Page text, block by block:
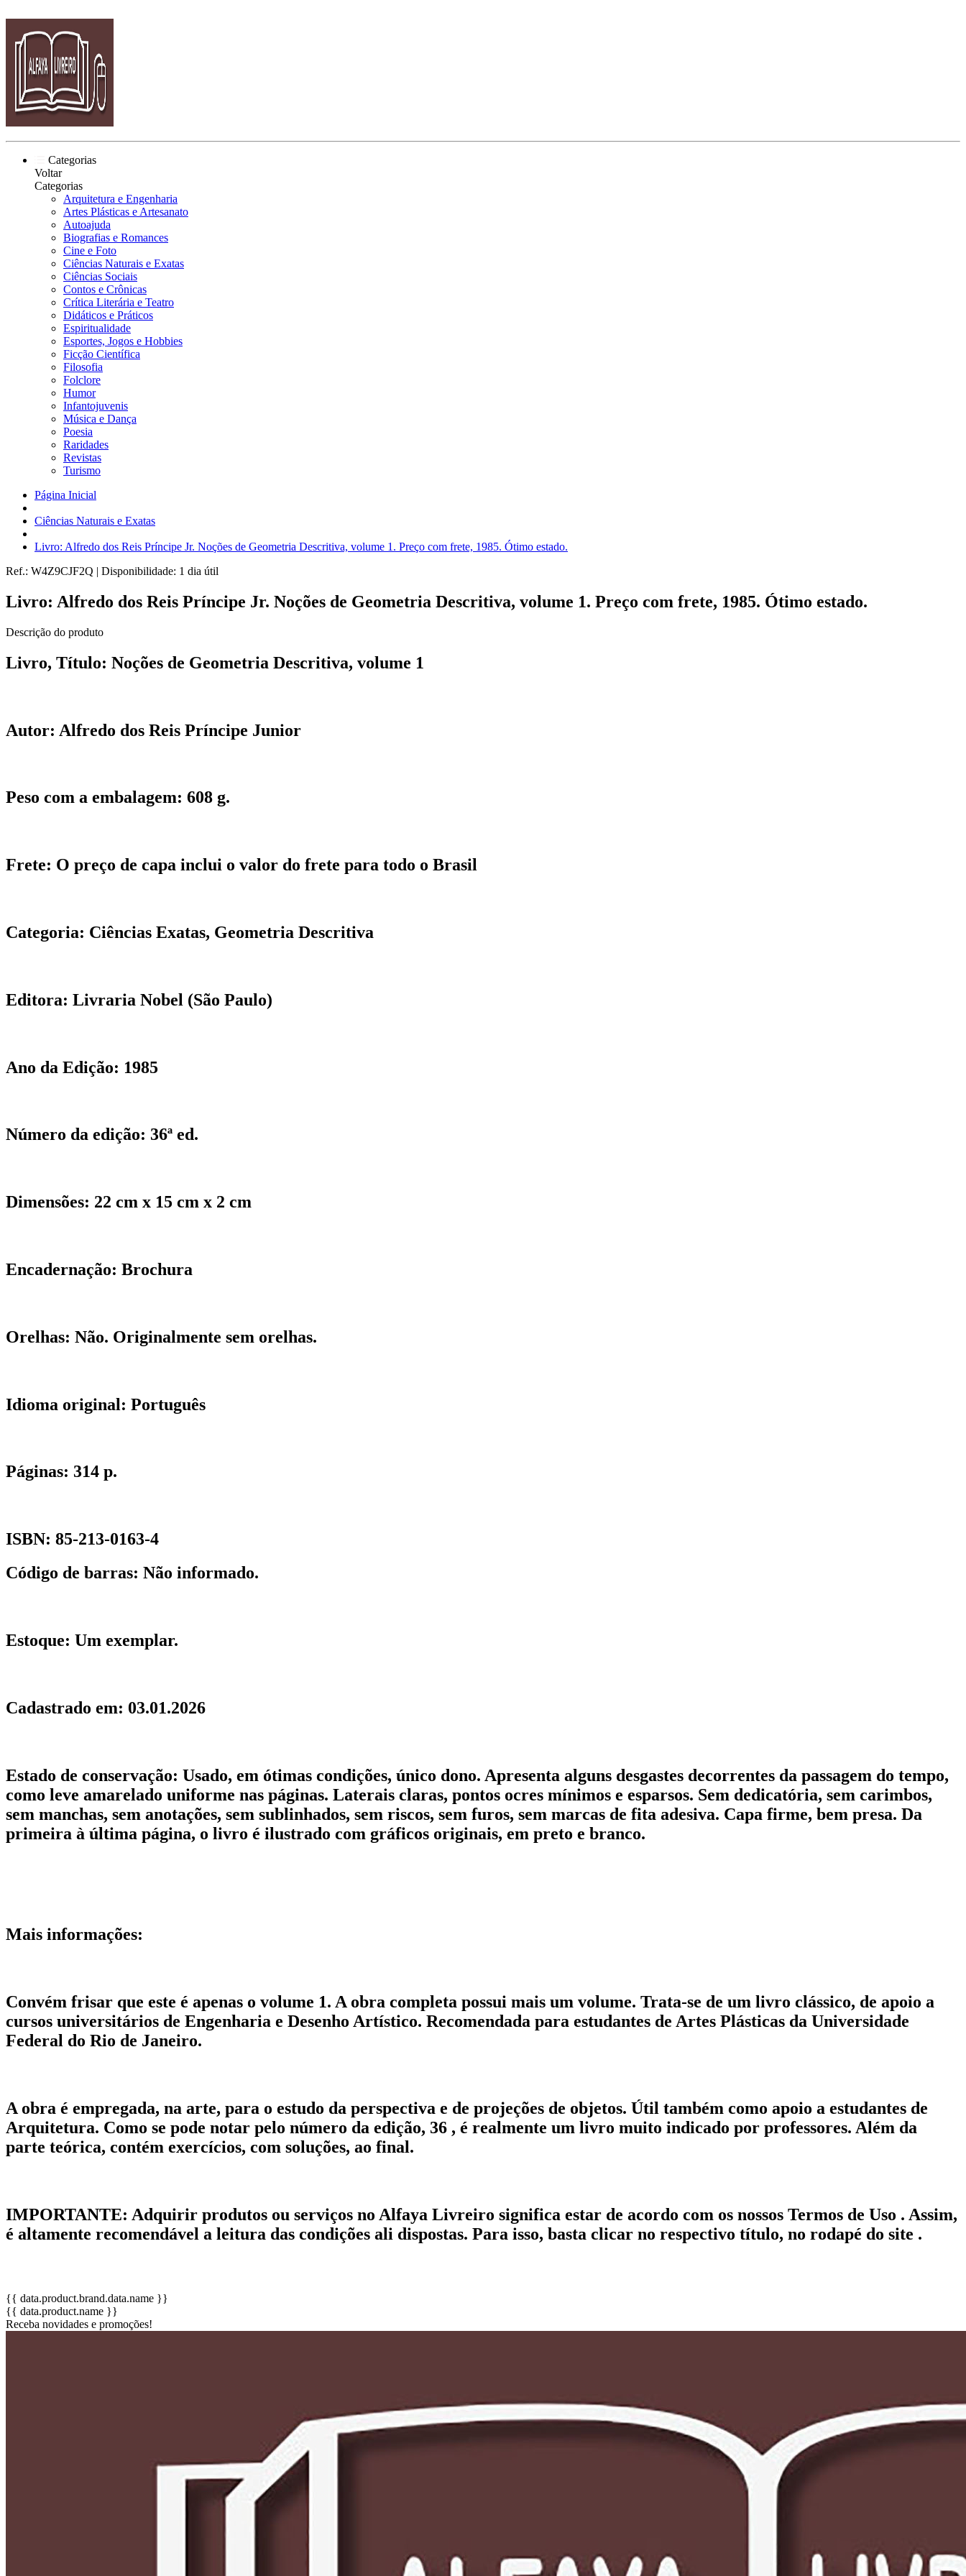
Categorias
Voltar
Categorias
Arquitetura e Engenharia
Artes Plásticas e Artesanato
Autoajuda
Biografias e Romances
Cine e Foto
Ciências Naturais e Exatas
Ciências Sociais
Contos e Crônicas
Crítica Literária e Teatro
Didáticos e Práticos
Espiritualidade
Esportes, Jogos e Hobbies
Ficção Científica
Filosofia
Folclore
Humor
Infantojuvenis
Música e Dança
Poesia
Raridades
Revistas
Turismo
Página Inicial
Ciências Naturais e Exatas
Livro: Alfredo dos Reis Príncipe Jr. Noções de Geometria Descritiva, volume 1. Preço com frete, 1985. Ótimo estado.
Ref.: W4Z9CJF2Q | Disponibilidade: 1 dia útil
Livro: Alfredo dos Reis Príncipe Jr. Noções de Geometria Descritiva, volume 1. Preço com frete, 1985. Ótimo estado.
Descrição do produto
Livro, Título: Noções de Geometria Descritiva, volume 1
Autor: Alfredo dos Reis Príncipe Junior
Peso com a embalagem: 608 g.
Frete: O preço de capa inclui o valor do frete para todo o Brasil
Categoria: Ciências Exatas, Geometria Descritiva
Editora: Livraria Nobel (São Paulo)
Ano da Edição: 1985
Número da edição: 36ª ed.
Dimensões: 22 cm x 15 cm x 2 cm
Encadernação: Brochura
Orelhas: Não. Originalmente sem orelhas.
Idioma original: Português
Páginas: 314 p.
ISBN: 85-213-0163-4
Código de barras: Não informado.
Estoque: Um exemplar.
Cadastrado em: 03.01.2026
Estado de conservação: Usado, em ótimas condições, único dono. Apresenta alguns desgastes decorrentes da passagem do tempo,
como leve amarelado uniforme nas páginas. Laterais claras, pontos ocres mínimos e esparsos. Sem dedicatória, sem carimbos,
sem manchas, sem anotações, sem sublinhados, sem riscos, sem furos, sem marcas de fita adesiva. Capa firme, bem presa. Da
primeira à última página, o livro é ilustrado com gráficos originais, em preto e branco.
Mais informações:
Convém frisar que este é apenas o volume 1. A obra completa possui mais um volume. Trata-se de um livro clássico, de apoio a
cursos universitários de Engenharia e Desenho Artístico. Recomendada para estudantes de Artes Plásticas da Universidade
Federal do Rio de Janeiro.
A obra é empregada, na arte, para o estudo da perspectiva e de projeções de objetos. Útil também como apoio a estudantes de
Arquitetura. Como se pode notar pelo número da edição, 36 , é realmente um livro muito indicado por professores. Além da
parte teórica, contém exercícios, com soluções, ao final.
IMPORTANTE: Adquirir produtos ou serviços no Alfaya Livreiro significa estar de acordo com os nossos Termos de Uso . Assim,
é altamente recomendável a leitura das condições ali dispostas. Para isso, basta clicar no respectivo título, no rodapé do site .
{{ data.product.brand.data.name }}
{{ data.product.name }}
Receba novidades e promoções!